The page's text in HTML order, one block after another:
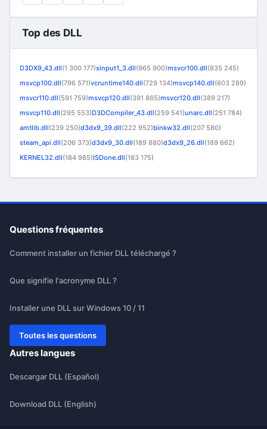
Top des DLL
D3DX9_43.dll(1 300 177)xinput1_3.dll(965 900)msvcr100.dll(835 245)
msvcp100.dll(796 571)vcruntime140.dll(729 134)msvcp140.dll(603 289)
msvcr110.dll(591 759)msvcp120.dll(391 865)msvcr120.dll(389 217)
msvcp110.dll(295 553)D3DCompiler_43.dll(259 541)unarc.dll(251 784)
amtlib.dll(239 250)d3dx9_39.dll(222 952)binkw32.dll(207 580)
steam_api.dll(206 373)d3dx9_30.dll(189 880)d3dx9_26.dll(189 662)
KERNEL32.dll(184 985)ISDone.dll(183 175)
Questions fréquentes
Comment installer un fichier DLL téléchargé ?
Que signifie l'acronyme DLL ?
Installer une DLL sur Windows 10 / 11
Toutes les questions
Autres langues
Descargar DLL (Español)
Download DLL (English)